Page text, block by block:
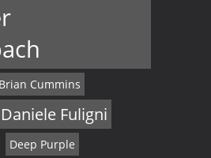
t
e
n
Brian Cummins
Daniele Fuligni
Deep Purple